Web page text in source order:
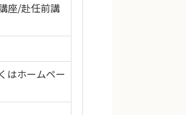
座/赴任前講
はホームペー